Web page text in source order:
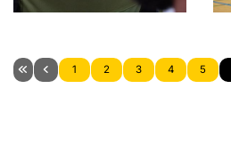
1 2 3 4 5